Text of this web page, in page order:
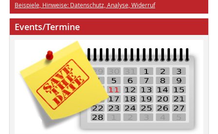
Beispiele, Hinweise: Datenschutz, Analyse, Widerruf
Events/Termine